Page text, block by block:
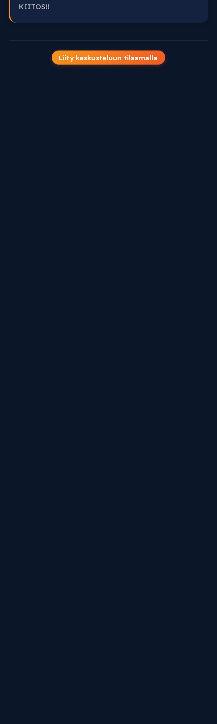
KIITOS!!
Liity keskusteluun tilaamalla